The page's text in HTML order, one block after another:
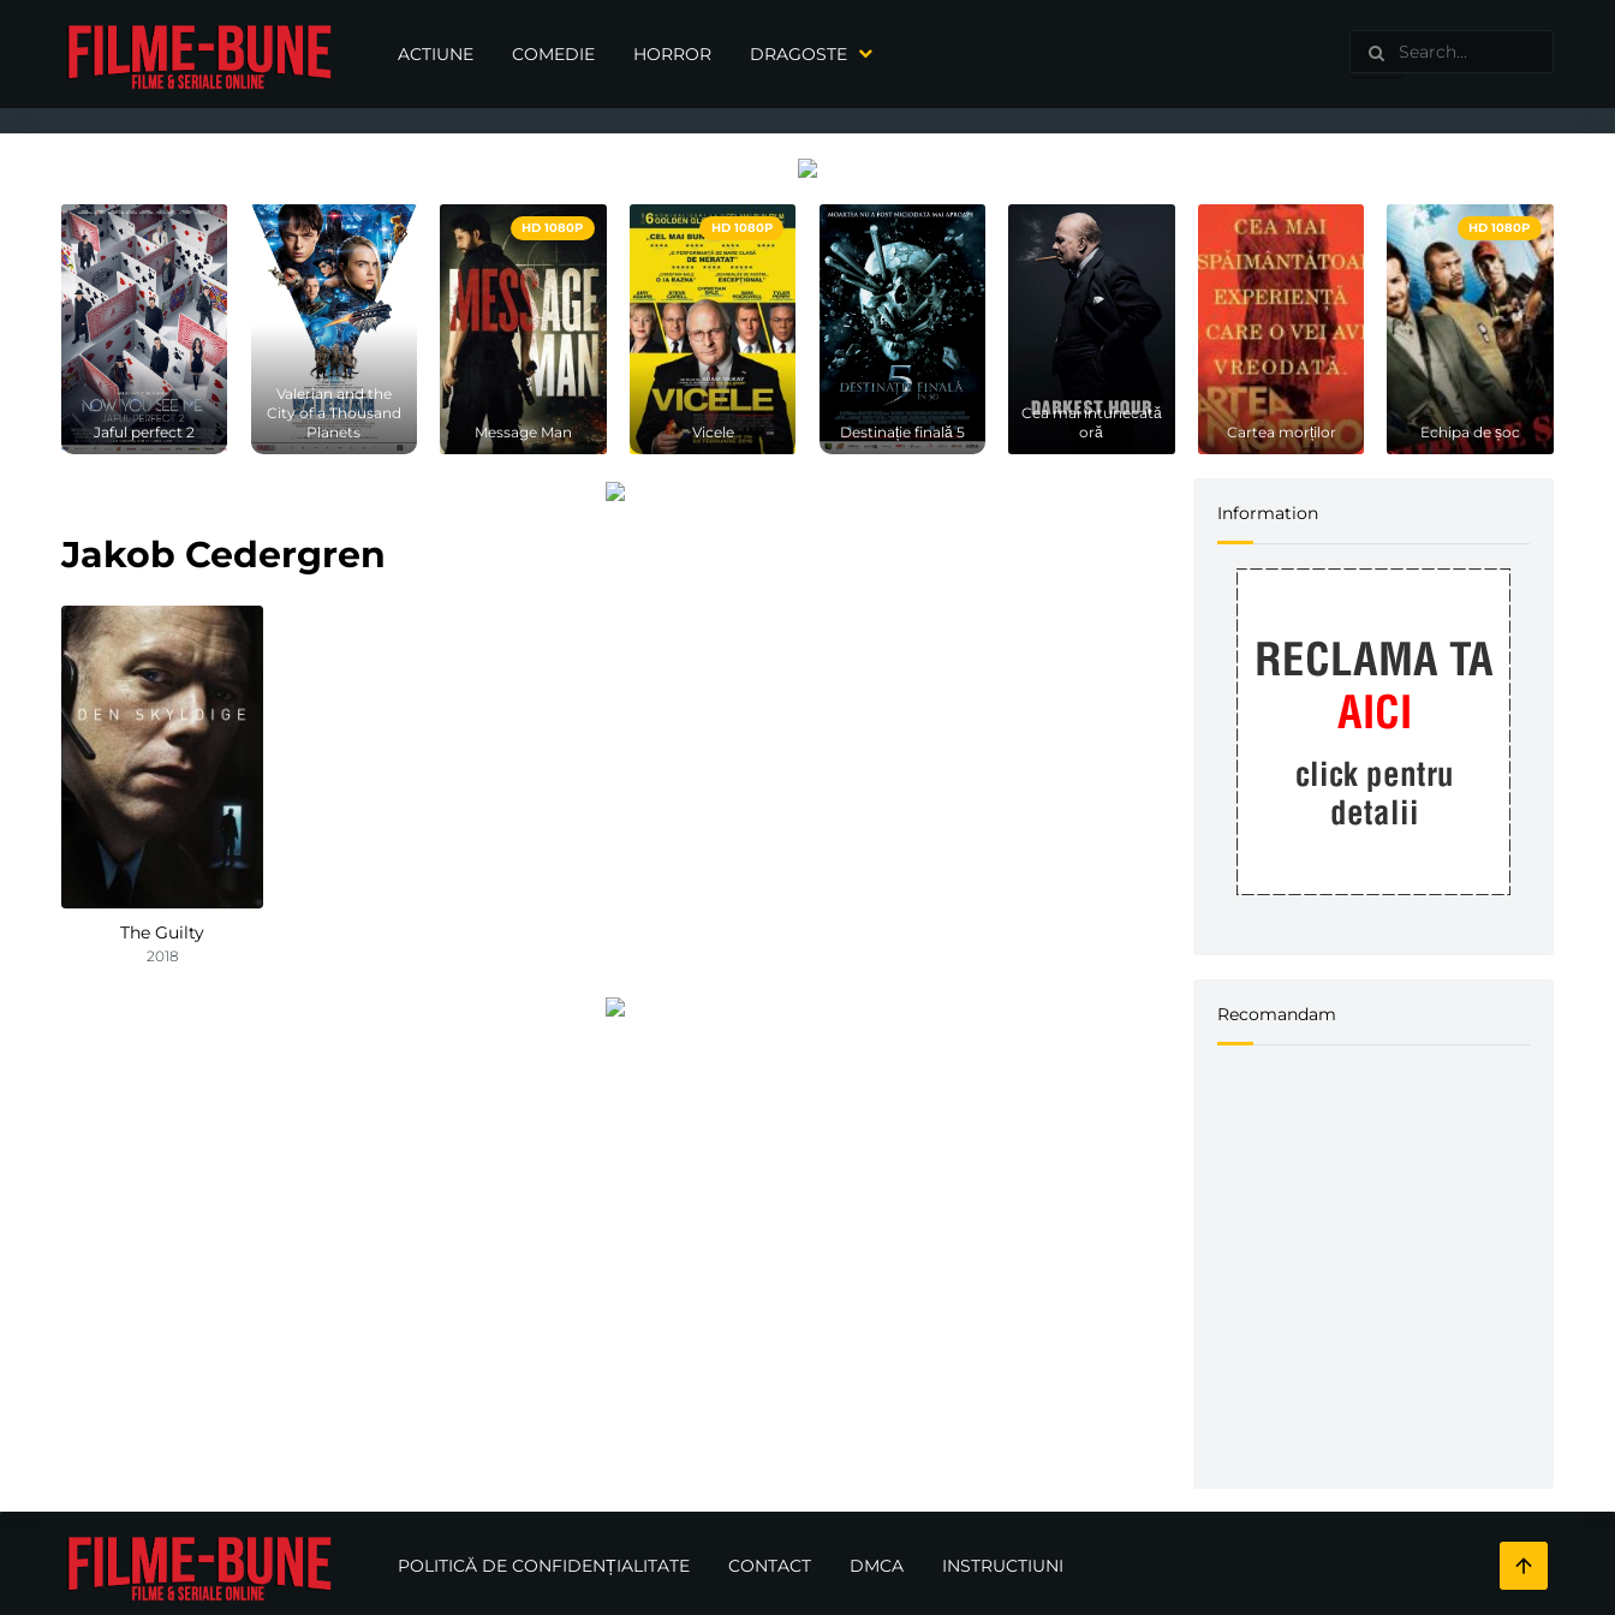
ACTIUNE COMEDIE HORROR DRAGOSTE
Jaful perfect 2
Valerian and the
City of a Thousand
Planets
HD 1080P
Message Man
HD 1080P
Vicele Destinație finală 5
Cea mai întunecată
oră
Cartea morților
HD 1080P
Echipa de șoc
Jakob Cedergren
The Guilty
2018
Information
Recomandam
POLITICĂ DE CONFIDENȚIALITATE CONTACT DMCA INSTRUCTIUNI